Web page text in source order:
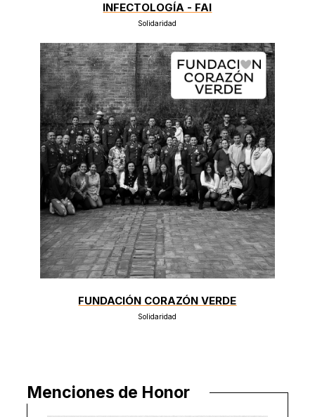
INFECTOLOGÍA - FAI
Solidaridad
FUNDACIÓN CORAZÓN VERDE
Solidaridad
Menciones de Honor